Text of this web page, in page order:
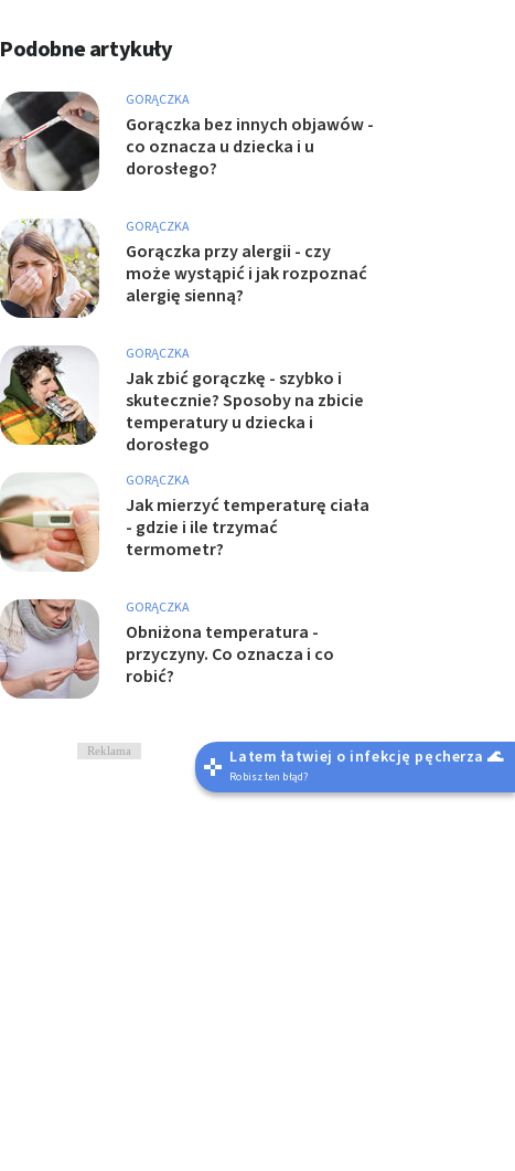
Podobne artykuły
GORĄCZKA
Gorączka bez innych objawów -
co oznacza u dziecka i u
dorosłego?
GORĄCZKA
Gorączka przy alergii - czy
może wystąpić i jak rozpoznać
alergię sienną?
GORĄCZKA
Jak zbić gorączkę - szybko i
skutecznie? Sposoby na zbicie
temperatury u dziecka i
dorosłego
GORĄCZKA
Jak mierzyć temperaturę ciała
- gdzie i ile trzymać
termometr?
GORĄCZKA
Obniżona temperatura -
przyczyny. Co oznacza i co
robić?
Reklama Latem łatwiej o infekcję pęcherza 🌊
Robisz ten błąd?